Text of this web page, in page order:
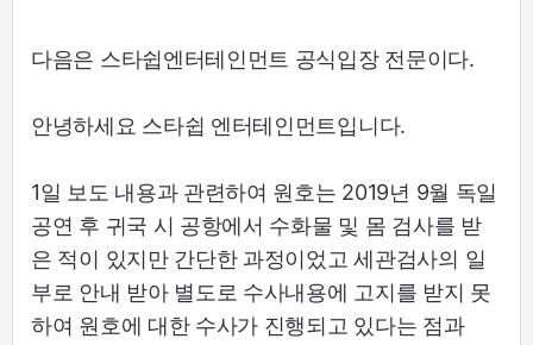
다음은 스타쉽엔터테인먼트 공식입장 전문이다.
안녕하세요 스타쉽 엔터테인먼트입니다.
1일 보도 내용과 관련하여 원호는 2019년 9월 독일
공연 후 귀국 시 공항에서 수화물 및 몸 검사를 받
은 적이 있지만 간단한 과정이었고 세관검사의 일
부로 안내 받아 별도로 수사내용에 고지를 받지 못
하여 원호에 대한 수사가 진행되고 있다는 점과